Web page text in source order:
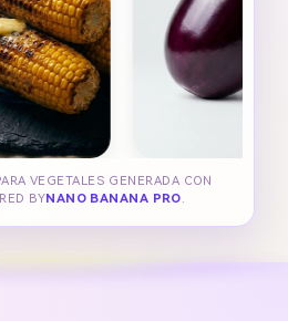
VEGETALES GENERADA CON
BYNANO BANANA PRO.